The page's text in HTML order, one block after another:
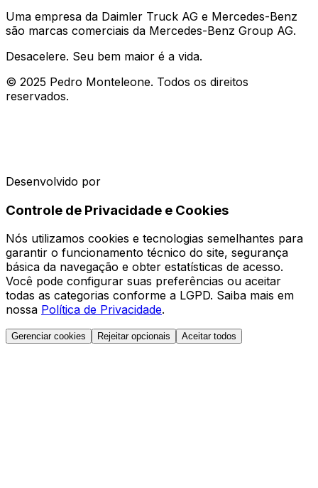
Uma empresa da Daimler Truck AG e Mercedes-Benz
são marcas comerciais da Mercedes-Benz Group AG.
Desacelere. Seu bem maior é a vida.
© 2025 Pedro Monteleone. Todos os direitos
reservados.
Desenvolvido por
Controle de Privacidade e Cookies
Nós utilizamos cookies e tecnologias semelhantes para
garantir o funcionamento técnico do site, segurança
básica da navegação e obter estatísticas de acesso.
Você pode configurar suas preferências ou aceitar
todas as categorias conforme a LGPD. Saiba mais em
nossa Política de Privacidade.
Gerenciar cookies Rejeitar opcionais Aceitar todos